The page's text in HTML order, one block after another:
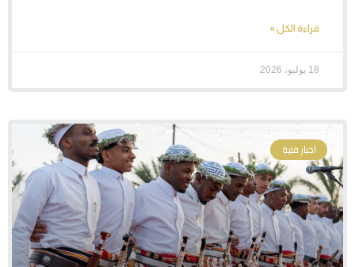
قراءة الكل »
18 يوليو، 2026
اخبار فنية